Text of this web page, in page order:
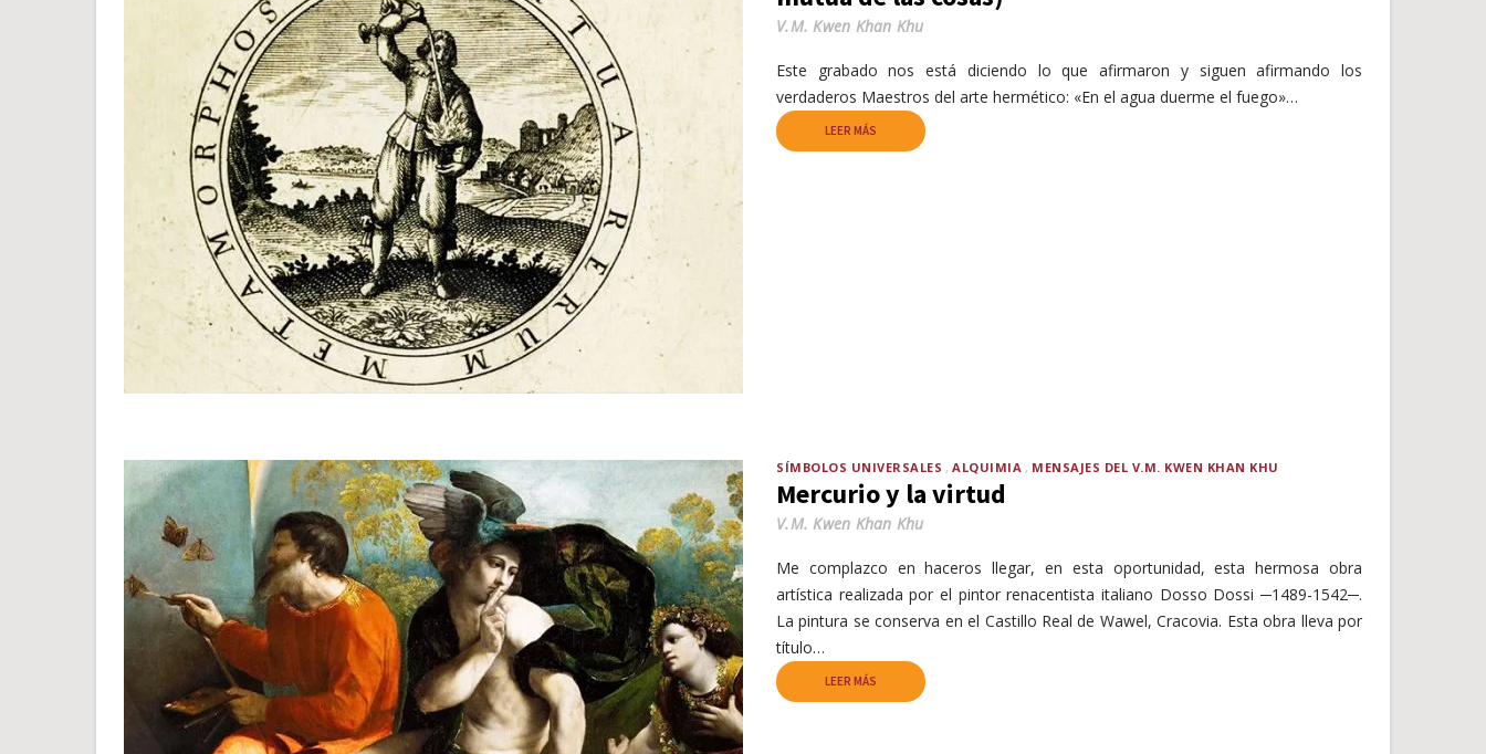
V.M. Kwen Khan Khu
Este grabado nos está diciendo lo que afirmaron y siguen afirmando los
verdaderos Maestros del arte hermético: «En el agua duerme el fuego»…
LEER MÁS
SÍMBOLOS UNIVERSALES ALQUIMIA MENSAJES DEL V.M. KWEN KHAN KHU
Mercurio y la virtud
V.M. Kwen Khan Khu
Me complazco en haceros llegar, en esta oportunidad, esta hermosa obra
artística realizada por el pintor renacentista italiano Dosso Dossi ─1489-1542─.
La pintura se conserva en el Castillo Real de Wawel, Cracovia. Esta obra lleva por
título…
LEER MÁS